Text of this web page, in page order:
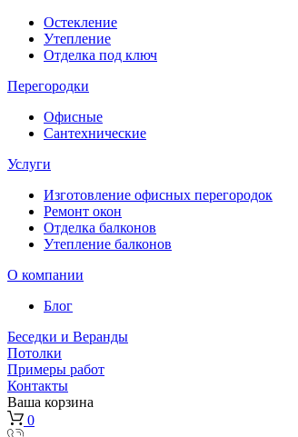
Остекление
Утепление
Отделка под ключ
Перегородки
Офисные
Сантехнические
Услуги
Изготовление офисных перегородок
Ремонт окон
Отделка балконов
Утепление балконов
О компании
Блог
Беседки и Веранды
Потолки
Примеры работ
Контакты
Ваша корзина
0